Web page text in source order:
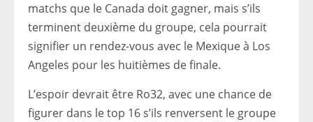
matchs que le Canada doit gagner, mais s’ils
terminent deuxième du groupe, cela pourrait
signifier un rendez-vous avec le Mexique à Los
Angeles pour les huitièmes de finale.
L’espoir devrait être Ro32, avec une chance de
figurer dans le top 16 s’ils renversent le groupe